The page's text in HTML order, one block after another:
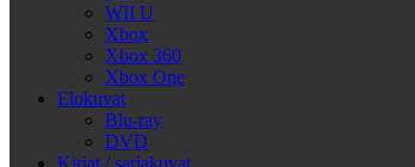
WII U
Xbox
Xbox 360
Xbox One
Elokuvat
Blu-ray
DVD
Kirjat / sarjakuvat